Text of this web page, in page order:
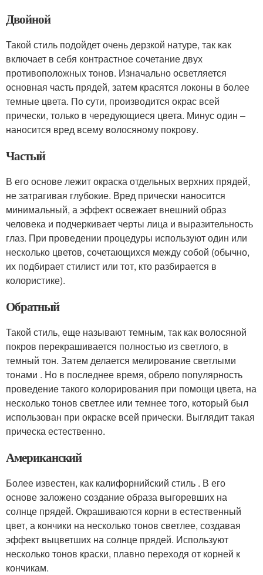
Двойной
Такой стиль подойдет очень дерзкой натуре, так как
включает в себя контрастное сочетание двух
противоположных тонов. Изначально осветляется
основная часть прядей, затем красятся локоны в более
темные цвета. По сути, производится окрас всей
прически, только в чередующиеся цвета. Минус один –
наносится вред всему волосяному покрову.
Частый
В его основе лежит окраска отдельных верхних прядей,
не затрагивая глубокие. Вред прически наносится
минимальный, а эффект освежает внешний образ
человека и подчеркивает черты лица и выразительность
глаз. При проведении процедуры используют один или
несколько цветов, сочетающихся между собой (обычно,
их подбирает стилист или тот, кто разбирается в
колористике).
Обратный
Такой стиль, еще называют темным, так как волосяной
покров перекрашивается полностью из светлого, в
темный тон. Затем делается мелирование светлыми
тонами . Но в последнее время, обрело популярность
проведение такого колорирования при помощи цвета, на
несколько тонов светлее или темнее того, который был
использован при окраске всей прически. Выглядит такая
прическа естественно.
Американский
Более известен, как калифорнийский стиль . В его
основе заложено создание образа выгоревших на
солнце прядей. Окрашиваются корни в естественный
цвет, а кончики на несколько тонов светлее, создавая
эффект выцветших на солнце прядей. Используют
несколько тонов краски, плавно переходя от корней к
кончикам.